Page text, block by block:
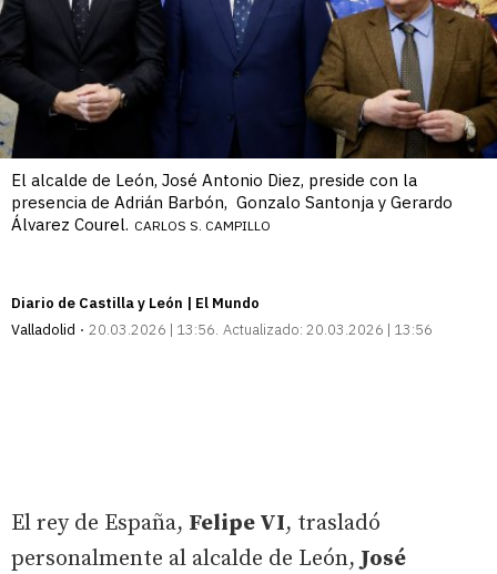
El alcalde de León, José Antonio Diez, preside con la
presencia de Adrián Barbón, Gonzalo Santonja y Gerardo
Álvarez Courel. CARLOS S. CAMPILLO
Diario de Castilla y León | El Mundo
Valladolid
20.03.2026 | 13:56 Actualizado: 20.03.2026 | 13:56
El rey de España, Felipe VI, trasladó
personalmente al alcalde de León, José